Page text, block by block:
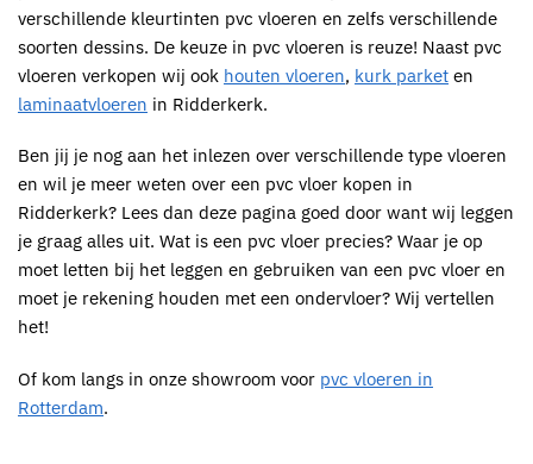
verschillende kleurtinten pvc vloeren en zelfs verschillende
soorten dessins. De keuze in pvc vloeren is reuze! Naast pvc
vloeren verkopen wij ook houten vloeren, kurk parket en
laminaatvloeren in Ridderkerk.
Ben jij je nog aan het inlezen over verschillende type vloeren
en wil je meer weten over een pvc vloer kopen in
Ridderkerk? Lees dan deze pagina goed door want wij leggen
je graag alles uit. Wat is een pvc vloer precies? Waar je op
moet letten bij het leggen en gebruiken van een pvc vloer en
moet je rekening houden met een ondervloer? Wij vertellen
het!
Of kom langs in onze showroom voor pvc vloeren in
Rotterdam.